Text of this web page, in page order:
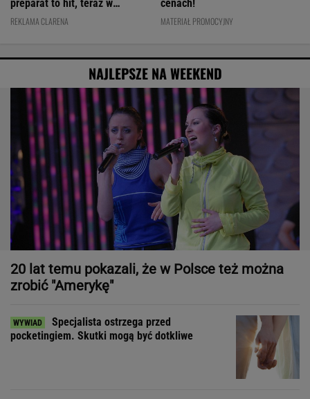
preparat to hit, teraz w
świetnej cenie
REKLAMA CLARENA
cenach!
MATERIAŁ PROMOCYJNY
NAJLEPSZE NA WEEKEND
20 lat temu pokazali, że w Polsce też można
zrobić "Amerykę"
Specjalista ostrzega przed
pocketingiem. Skutki mogą być dotkliwe